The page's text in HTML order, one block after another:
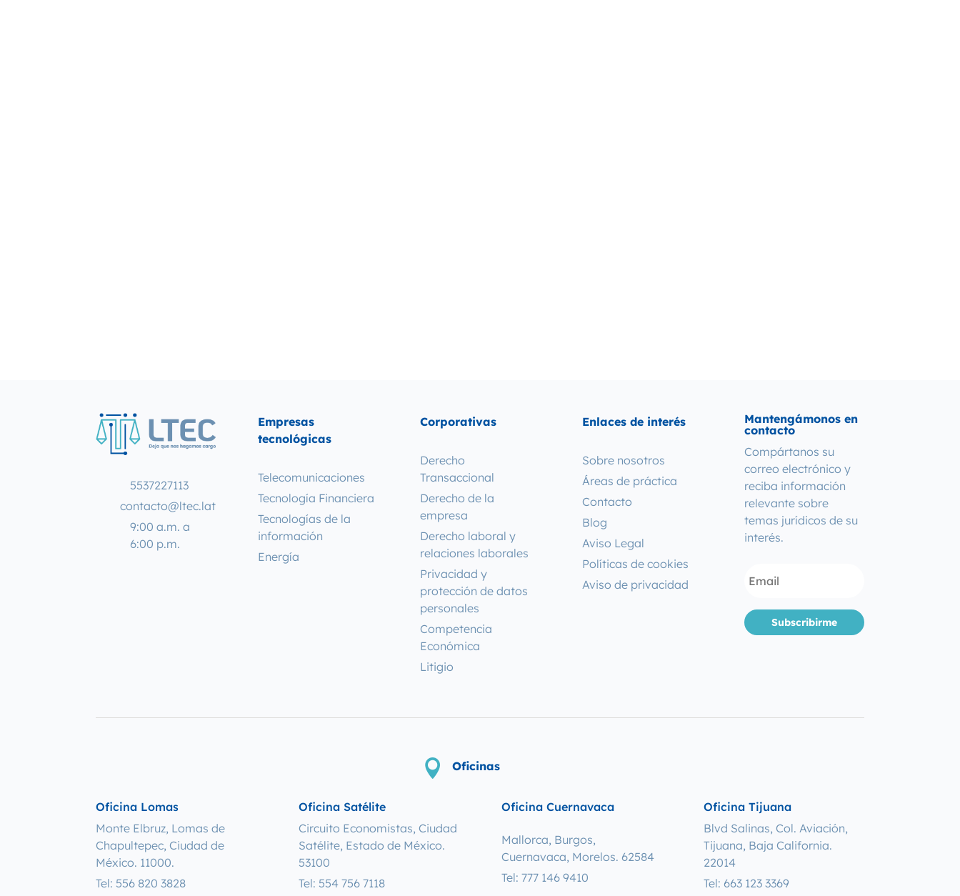
5537227113
contacto@ltec.lat
9:00 a.m. a
6:00 p.m.
Empresas
tecnológicas
Telecomunicaciones
Tecnología Financiera
Tecnologías de la
información
Energía
Corporativas
Derecho
Transaccional
Derecho de la
empresa
Derecho laboral y
relaciones laborales
Privacidad y
protección de datos
personales
Competencia
Económica
Litigio
Enlaces de interés
Sobre nosotros
Áreas de práctica
Contacto
Blog
Aviso Legal
Políticas de cookies
Aviso de privacidad
Mantengámonos en
contacto
Compártanos su
correo electrónico y
reciba información
relevante sobre
temas jurídicos de su
interés.
Subscribirme
 Oficinas
Oficina Lomas
Monte Elbruz, Lomas de
Chapultepec, Ciudad de
México. 11000.
Tel: 556 820 3828
Oficina Satélite
Circuito Economistas, Ciudad
Satélite, Estado de México.
53100
Tel: 554 756 7118
Oficina Cuernavaca
Mallorca, Burgos,
Cuernavaca, Morelos. 62584
Tel: 777 146 9410
Oficina Tijuana
Blvd Salinas, Col. Aviación,
Tijuana, Baja California.
22014
Tel: 663 123 3369